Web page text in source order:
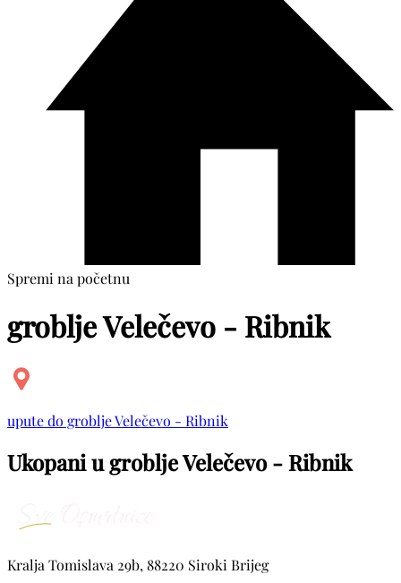
Spremi na početnu
groblje Velečevo - Ribnik
upute do groblje Velečevo - Ribnik
Ukopani u groblje Velečevo - Ribnik
Kralja Tomislava 29b, 88220 Siroki Brijeg